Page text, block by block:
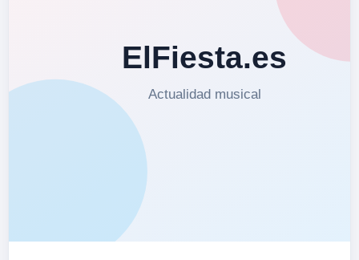
m&aacute;ster profesional de canto,
en el que tuvo que hacer un casting
para toda Espa&ntilde;a y las Islas, de
las cuales solo quedaron 30 personas
de toda Espa&ntilde;a. Y por ello tuvo
que pagar 6.000&euro; Cuando
termin&oacute; to…